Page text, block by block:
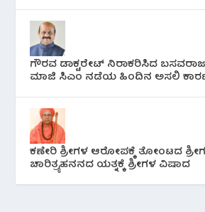
ಗೌರವ ಡಾಕ್ಟರೇಟ್ ನಿರಾಕರಿಸಿದ
ಮಾಜಿ ಸಿಎಂ ನಡೆಯ ಹಿಂದಿನ ಅಸಲಿ
ಕಣೇರಿ ಶ್ರೀಗಳ ಆರೋಪಕ್ಕೆ ತೋಂಟದ
ಚಾರಿತ್ರ್ಯಹನನದ ಯತ್ನಕ್ಕೆ ಶ್ರೀಗಳ ವಿಷಾದ